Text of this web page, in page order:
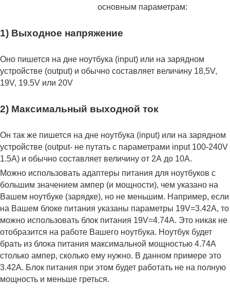
основным параметрам:
1) Выходное напряжение
Оно пишется на дне ноутбука (input) или на зарядном
устройстве (output) и обычно составляет величину 18,5V,
19V, 19.5V или 20V
2) Максимальный выходной ток
Он так же пишется на дне ноутбука (input) или на зарядном
устройстве (output- не путать с параметрами input 100-240V
1.5A) и обычно составляет величину от 2А до 10A.
Можно использовать адаптеры питания для ноутбуков с
большим значением ампер (и мощности), чем указано на
Вашем ноутбуке (зарядке), но не меньшим. Например, если
на Вашем блоке питания указаны параметры 19V=3.42A, то
можно использовать блок питания 19V=4.74A. Это никак не
отобразится на работе Вашего ноутбука. Ноутбук будет
брать из блока питания максимальной мощностью 4.74А
столько ампер, сколько ему нужно. В данном примере это
3.42А. Блок питания при этом будет работать не на полную
мощность и меньше греться.